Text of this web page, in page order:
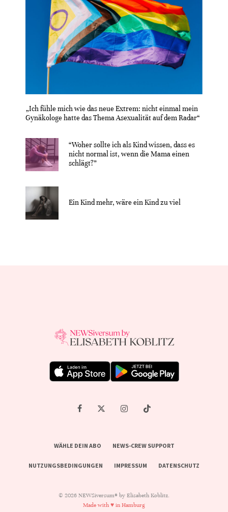
„Ich fühle mich wie das neue Extrem: nicht einmal mein
Gynäkologe hatte das Thema Asexualität auf dem Radar“
“Woher sollte ich als Kind wissen, dass es
nicht normal ist, wenn die Mama einen
schlägt?”
Ein Kind mehr, wäre ein Kind zu viel
WÄHLE DEIN ABO NEWS-CREW SUPPORT
NUTZUNGSBEDINGUNGEN IMPRESSUM DATENSCHUTZ
© 2026 NEWSiversum® by Elisabeth Koblitz.
Made with ♥ in Hamburg